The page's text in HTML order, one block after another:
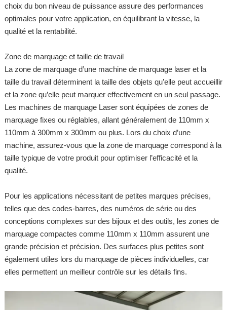
choix du bon niveau de puissance assure des performances
optimales pour votre application, en équilibrant la vitesse, la
qualité et la rentabilité.
Zone de marquage et taille de travail
La zone de marquage d’une machine de marquage laser et la
taille du travail déterminent la taille des objets qu’elle peut accueillir
et la zone qu’elle peut marquer effectivement en un seul passage.
Les machines de marquage Laser sont équipées de zones de
marquage fixes ou réglables, allant généralement de 110mm x
110mm à 300mm x 300mm ou plus. Lors du choix d’une
machine, assurez-vous que la zone de marquage correspond à la
taille typique de votre produit pour optimiser l’efficacité et la
qualité.
Pour les applications nécessitant de petites marques précises,
telles que des codes-barres, des numéros de série ou des
conceptions complexes sur des bijoux et des outils, les zones de
marquage compactes comme 110mm x 110mm assurent une
grande précision et précision. Des surfaces plus petites sont
également utiles lors du marquage de pièces individuelles, car
elles permettent un meilleur contrôle sur les détails fins.